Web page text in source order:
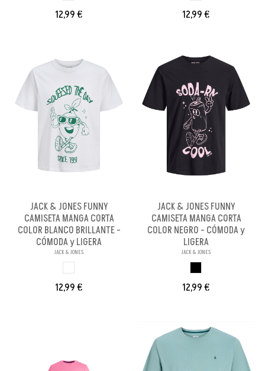
12,99 € 12,99 €
JACK & JONES FUNNY
CAMISETA MANGA CORTA
COLOR BLANCO BRILLANTE -
CÓMODA y LIGERA
JACK & JONES
12,99 €
JACK & JONES FUNNY
CAMISETA MANGA CORTA
COLOR NEGRO - CÓMODA y
LIGERA
JACK & JONES
12,99 €